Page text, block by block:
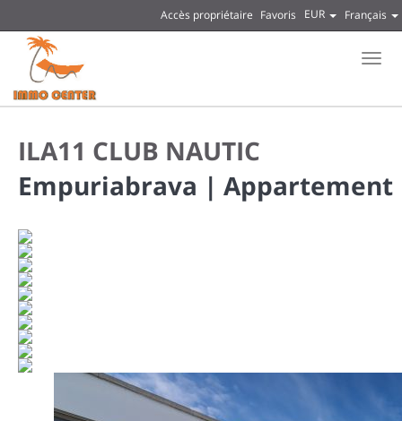
Français
EUR
Favoris
Accès propriétaire
ILA11 CLUB NAUTIC
Empuriabrava | Appartement